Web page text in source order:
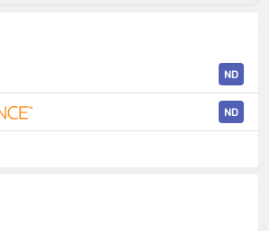
ND
ND